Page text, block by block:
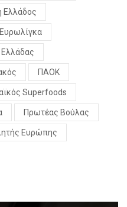
Ελλάδος
Ευρωλίγκα
ΠΑΟΚ
Superfoods
Πρωτέας Βούλας
Ευρώπης